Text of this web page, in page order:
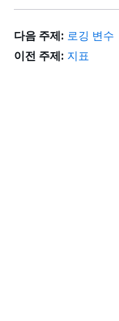
다음 주제: 로깅 변수
이전 주제: 지표